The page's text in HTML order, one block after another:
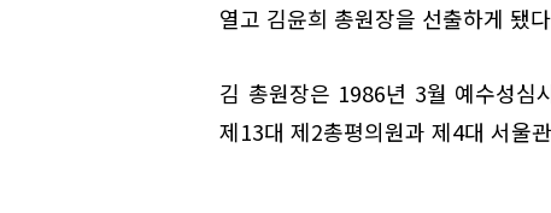
열고 김윤희 총원장을 선출하게 됐
김 총원장은 1986년 3월 예수성심
제13대 제2총평의원과 제4대 서울